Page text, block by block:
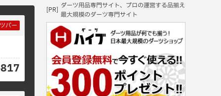
バー
[PR]
ダーツ用品専門サイト、プロの運営する品揃え
最大規模のダーツ専門サイト